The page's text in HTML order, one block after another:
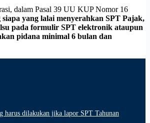
dalam Pasal 39 UU KUP Nomor 16
siapa yang lalai menyerahkan SPT Pajak,
pada formulir SPT elektronik ataupun
pidana minimal 6 bulan dan
harus dilakukan jika lapor SPT Tahunan